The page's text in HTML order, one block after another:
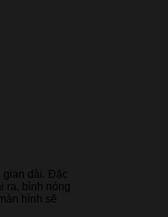
gian dài. Đặc
ra, bình nóng
hình sẽ